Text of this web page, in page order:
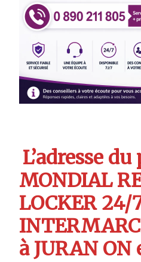
L’adresse
MONDIAL
LOCKER 24/
à JURAN ON